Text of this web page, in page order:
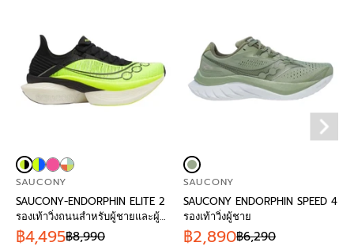
SAUCONY
SAUCONY-ENDORPHIN ELITE 2
รองเท้าวิ่งถนนสำหรับผู้ชายและผู้
หญิง
฿4,495฿8,990
SAUCONY
SAUCONY ENDORPHIN SPEED 4
รองเท้าวิ่งผู้ชาย
฿2,890฿6,290